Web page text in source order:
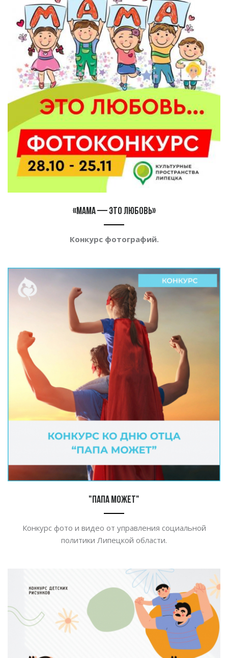
«Мама — это любовь»
Конкурс фотографий.
"Папа может"
Конкурс фото и видео от управления социальной
политики Липецкой области.